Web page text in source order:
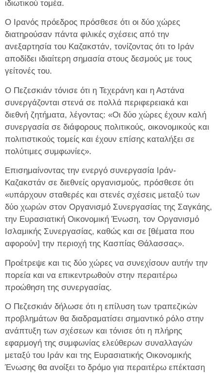
ιδιωτικού τομέα.
Ο Ιρανός πρόεδρος πρόσθεσε ότι οι δύο χώρες
διατηρούσαν πάντα φιλικές σχέσεις από την
ανεξαρτησία του Καζακστάν, τονίζοντας ότι το Ιράν
αποδίδει ιδιαίτερη σημασία στους δεσμούς με τους
γείτονές του.
Ο Πεζεσκιάν τόνισε ότι η Τεχεράνη και η Αστάνα
συνεργάζονται στενά σε πολλά περιφερειακά και
διεθνή ζητήματα, λέγοντας: «Οι δύο χώρες έχουν καλή
συνεργασία σε διάφορους πολιτικούς, οικονομικούς και
πολιτιστικούς τομείς και έχουν επίσης καταλήξει σε
πολύτιμες συμφωνίες».
Επισημαίνοντας την ενεργό συνεργασία Ιράν-
Καζακστάν σε διεθνείς οργανισμούς, πρόσθεσε ότι
«υπάρχουν σταθερές και στενές σχέσεις μεταξύ των
δύο χωρών στον Οργανισμό Συνεργασίας της Σαγκάης,
την Ευρασιατική Οικονομική Ένωση, τον Οργανισμό
Ισλαμικής Συνεργασίας, καθώς και σε [θέματα που
αφορούν] την περιοχή της Κασπίας Θάλασσας».
Προέτρεψε και τις δύο χώρες να συνεχίσουν αυτήν την
πορεία και να επικεντρωθούν στην περαιτέρω
προώθηση της συνεργασίας.
Ο Πεζεσκιάν δήλωσε ότι η επίλυση των τραπεζικών
προβλημάτων θα διαδραματίσει σημαντικό ρόλο στην
ανάπτυξη των σχέσεων και τόνισε ότι η πλήρης
εφαρμογή της συμφωνίας ελεύθερων συναλλαγών
μεταξύ του Ιράν και της Ευρασιατικής Οικονομικής
Ένωσης θα ανοίξει το δρόμο για περαιτέρω επέκταση